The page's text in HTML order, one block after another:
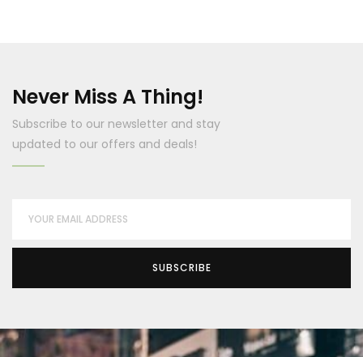
Never Miss A Thing!
Subscribe to our newsletter and stay
updated to our offers and deals!